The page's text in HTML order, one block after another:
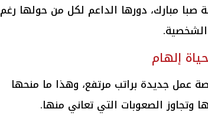
صبا مبارك، دورها الداعم لكل من حولها رغم
إلهام
عمل جديدة براتب مرتفع، وهذا ما منحها
الصعوبات التي تعاني منها.